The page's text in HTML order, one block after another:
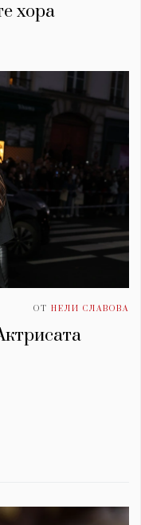
хора
ОТ НЕЛИ СЛАВОВА